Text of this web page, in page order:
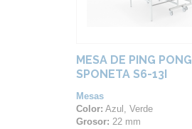
MESA DE PING PONG
SPONETA S6-13I
Mesas
Color: Azul, Verde
Grosor: 22 mm